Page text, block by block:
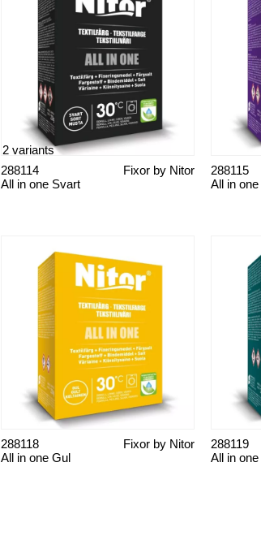
All in one Svart
Fixor by Nitor
288114
2 variants
All in
288115
All in one Gul
Fixor by Nitor
288118
All in
288119